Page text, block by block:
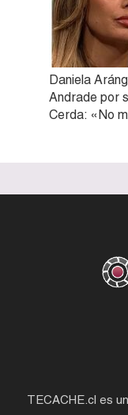
Daniela
Andrade por
Cerda: «No
TECACHE.cl es